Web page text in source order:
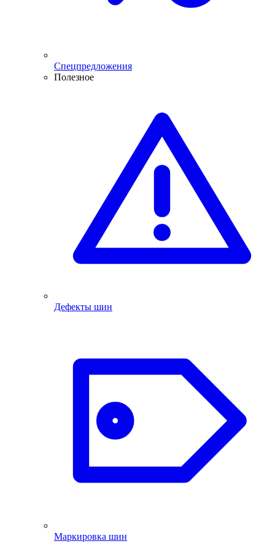
Спецпредложения
Полезное
Дефекты шин
Маркировка шин